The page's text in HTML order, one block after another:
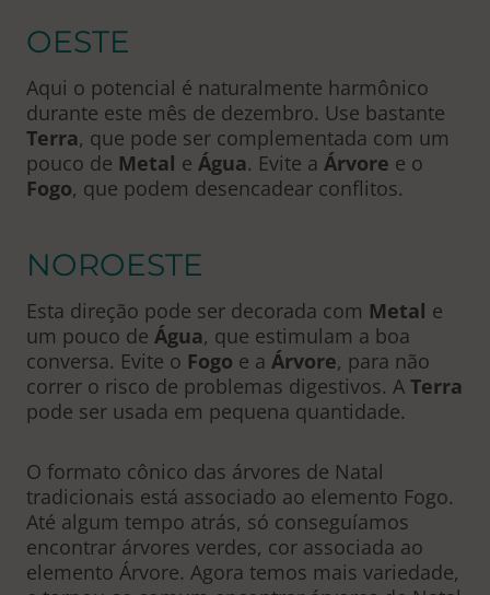
OESTE
Aqui o potencial é naturalmente harmônico
durante este mês de dezembro. Use bastante
Terra, que pode ser complementada com um
pouco de Metal e Água. Evite a Árvore e o
Fogo, que podem desencadear conflitos.
NOROESTE
Esta direção pode ser decorada com Metal e
um pouco de Água, que estimulam a boa
conversa. Evite o Fogo e a Árvore, para não
correr o risco de problemas digestivos. A Terra
pode ser usada em pequena quantidade.
O formato cônico das árvores de Natal
tradicionais está associado ao elemento Fogo.
Até algum tempo atrás, só conseguíamos
encontrar árvores verdes, cor associada ao
elemento Árvore. Agora temos mais variedade,